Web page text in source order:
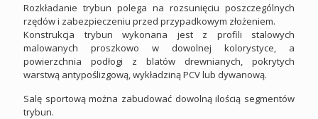
Rozkładanie trybun polega na rozsunięciu poszczególnych
rzędów i zabezpieczeniu przed przypadkowym złożeniem.
Konstrukcja trybun wykonana jest z profili stalowych
malowanych proszkowo w dowolnej kolorystyce, a
powierzchnia podłogi z blatów drewnianych, pokrytych
warstwą antypoślizgową, wykładziną PCV lub dywanową.
Salę sportową można zabudować dowolną ilością segmentów
trybun.